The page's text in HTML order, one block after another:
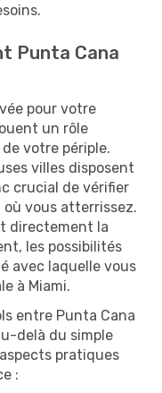
Punta Cana
pour votre
un rôle
votre périple.
villes disposent
crucial de vérifier
vous atterrissez.
directement la
les possibilités
avec laquelle vous
à Miami.
entre Punta Cana
delà du simple
pratiques
: